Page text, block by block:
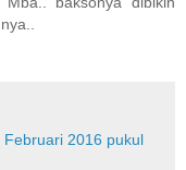
Februari 2016 pukul